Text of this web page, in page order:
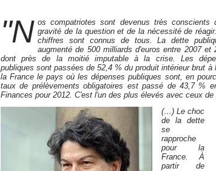
"N os compatriotes sont devenus très conscients
gravité de la question et de la nécessité de
chiffres sont connus de tous. La dette
augmenté de 500 milliards d'euros entre 2007 et
dont près de la moitié imputable à la crise. Les
publiques sont passées de 52,4 % du produit intérieur brut
la France le pays où les dépenses publiques sont, en
taux de prélèvements obligatoires est passé de 43,7 %
Finances pour 2012. C'est l'un des plus élevés avec ceux
(…) Le choc
de la dette
se
rapproche
pour la
France. À
partir de